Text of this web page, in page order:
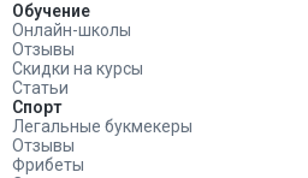
Обучение
Онлайн-школы
Отзывы
Скидки на курсы
Статьи
Спорт
Легальные букмекеры
Отзывы
Фрибеты